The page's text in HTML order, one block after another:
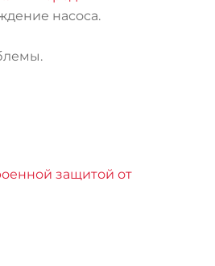
насоса.
защитой от